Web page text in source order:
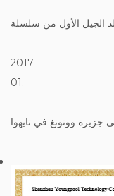
2017
01.
جزيرة ووتونغ في تايهوا